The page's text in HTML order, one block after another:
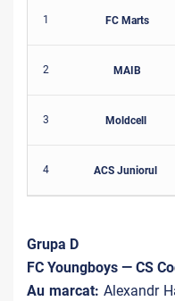
1 FC Marts
2 MAIB
3 Moldcell
4 ACS Juniorul
Grupa D
FC Youngboys — CS
Au marcat: Alexandr